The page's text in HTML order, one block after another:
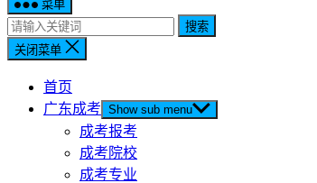
菜单
搜索
关闭菜单
首页
广东成考 Show sub menu
成考报考
成考院校
成考专业